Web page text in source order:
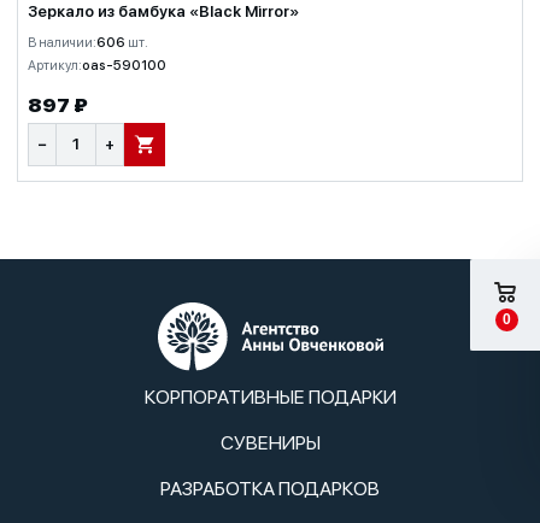
Зеркало из бамбука «Black Mirror»
В наличии:606 шт.
Артикул:oas-590100
897 ₽
− + В КОРЗИНУ
КОРПОРАТИВНЫЕ ПОДАРКИ
СУВЕНИРЫ
РАЗРАБОТКА ПОДАРКОВ
0